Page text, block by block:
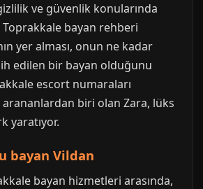
ve güvenlik konularında
bayan rehberi
yer alması, onun ne kadar
edilen bir bayan olduğunu
escort numaraları
arananlardan biri olan Zara, lüks
yaratıyor.
bayan Vildan
bayan hizmetleri arasında,